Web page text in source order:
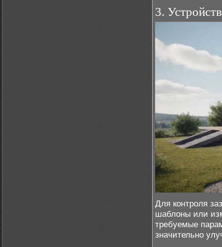
3.
Для контроля
шаблоны или
требуемые
значительно